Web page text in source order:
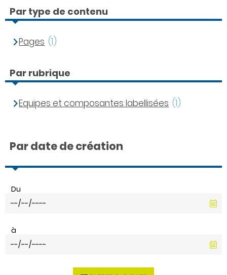
Par type de contenu
Pages (1)
Par rubrique
Equipes et composantes labellisées (1)
Par date de création
Du
à